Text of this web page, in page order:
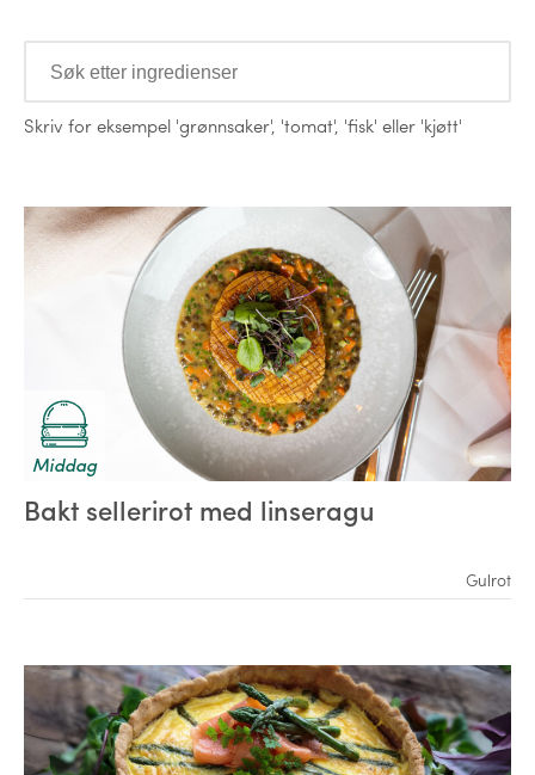
Ingredienser
Skriv for eksempel 'grønnsaker', 'tomat', 'fisk' eller 'kjøtt'
Oppskrifter
Middag
Bakt sellerirot med linseragu
Gulrot